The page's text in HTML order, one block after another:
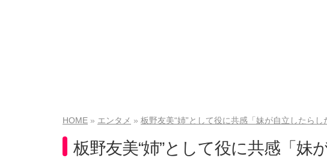
HOME エンタメ 板野友美“姉”として役に共感「妹が自立したらし
板野友美“姉”として役に共感「妹